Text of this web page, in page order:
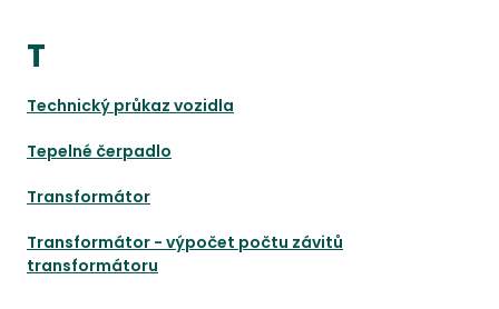
T
Technický průkaz vozidla
Tepelné čerpadlo
Transformátor
Transformátor - výpočet počtu závitů
transformátoru